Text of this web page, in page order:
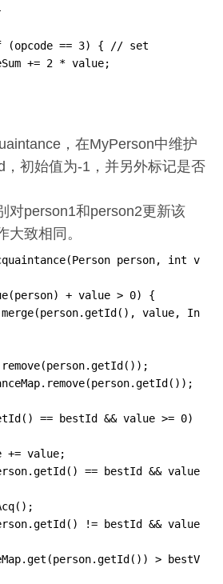
== 3) { // set
2 * value;
，在MyPerson中维护
，初始值为-1，并另外标记是否
对person1和person2更新该
大致相同。
person, int v
+ value > 0) {
value, In
== bestId && value >= 0)
value;
== bestId && value
!= bestId && value
> bestV